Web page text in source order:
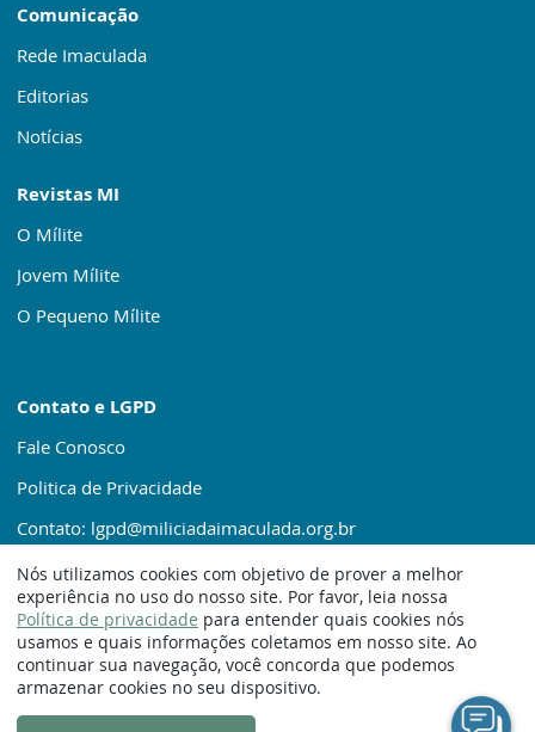
Comunicação
Rede Imaculada
Editorias
Notícias
Revistas MI
O Mílite
Jovem Mílite
O Pequeno Mílite
Contato e LGPD
Fale Conosco
Politica de Privacidade
Contato: lgpd@miliciadaimaculada.org.br
© 1920 – 2025. Milícia da Imaculada
Nós utilizamos cookies com objetivo de prover a melhor
experiência no uso do nosso site. Por favor, leia nossa
Política de privacidade para entender quais cookies nós
usamos e quais informações coletamos em nosso site. Ao
continuar sua navegação, você concorda que podemos
armazenar cookies no seu dispositivo.